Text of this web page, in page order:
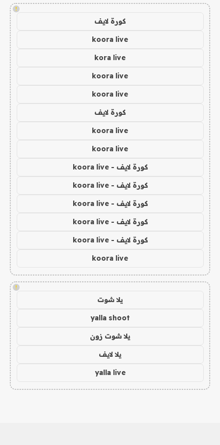
!
كورة لايف
koora live
kora live
koora live
koora live
كورة لايف
koora live
koora live
كورة لايف - koora live
كورة لايف - koora live
كورة لايف - koora live
كورة لايف - koora live
كورة لايف - koora live
koora live
!
يلا شوت
yalla shoot
يلا شوت زون
يلا لايف
yalla live